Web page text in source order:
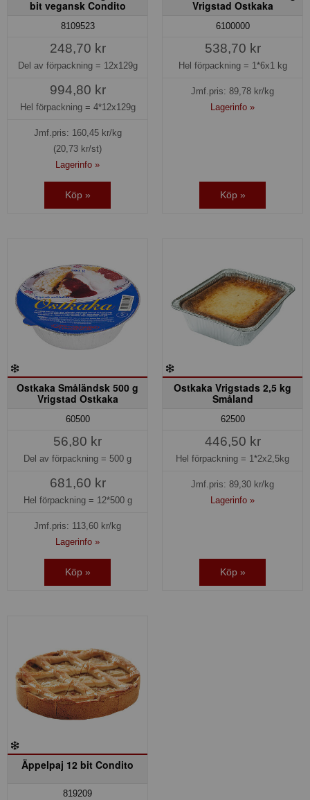
bit vegansk Condito
8109523
248,70 kr
Del av förpackning = 12x129g
994,80 kr
Hel förpackning = 4*12x129g
Jmf.pris: 160,45kr/kg
(20,73 kr/st)
Lagerinfo »
Köp »
Vrigstad Ostkaka
6100000
538,70 kr
Hel förpackning = 1*6x1 kg
Jmf.pris: 89,78 kr/kg
Lagerinfo »
Köp »
Ostkaka Småländsk 500 g
Vrigstad Ostkaka
60500
56,80 kr
Del av förpackning = 500 g
681,60 kr
Hel förpackning = 12*500 g
Jmf.pris: 113,60 kr/kg
Lagerinfo »
Köp »
Ostkaka Vrigstads 2,5 kg
Småland
62500
446,50 kr
Hel förpackning = 1*2x2,5kg
Jmf.pris: 89,30 kr/kg
Lagerinfo »
Köp »
Äppelpaj 12 bit Condito
819209